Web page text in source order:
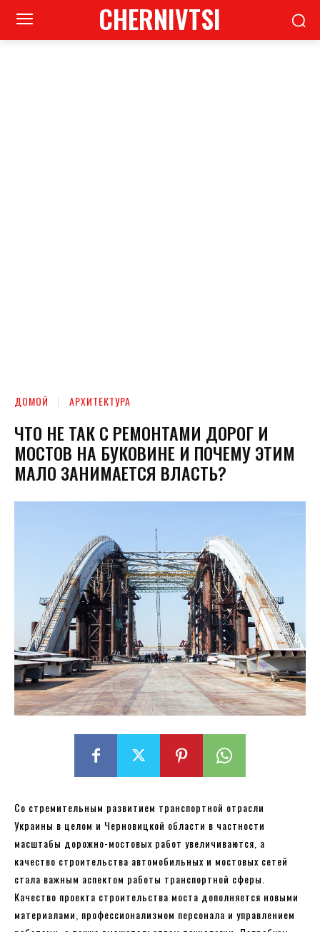
CHERNIVTSI
ДОМОЙ АРХИТЕКТУРА
ЧТО НЕ ТАК С РЕМОНТАМИ ДОРОГ И
МОСТОВ НА БУКОВИНЕ И ПОЧЕМУ ЭТИМ
МАЛО ЗАНИМАЕТСЯ ВЛАСТЬ?
Со стремительным развитием транспортной отрасли
Украины в целом и Черновицкой области в частности
масштабы дорожно-мостовых работ увеличиваются, а
качество строительства автомобильных и мостовых сетей
стала важным аспектом работы транспортной сферы.
Качество проекта строительства моста дополняется новыми
материалами, профессионализмом персонала и управлением